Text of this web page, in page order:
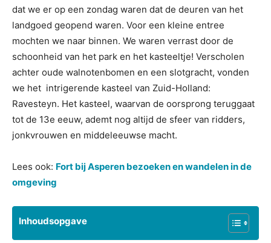
dat we er op een zondag waren dat de deuren van het
landgoed geopend waren. Voor een kleine entree
mochten we naar binnen. We waren verrast door de
schoonheid van het park en het kasteeltje! Verscholen
achter oude walnotenbomen en een slotgracht, vonden
we het intrigerende kasteel van Zuid-Holland:
Ravesteyn. Het kasteel, waarvan de oorsprong teruggaat
tot de 13e eeuw, ademt nog altijd de sfeer van ridders,
jonkvrouwen en middeleeuwse macht.
Lees ook: Fort bij Asperen bezoeken en wandelen in de
omgeving
Inhoudsopgave